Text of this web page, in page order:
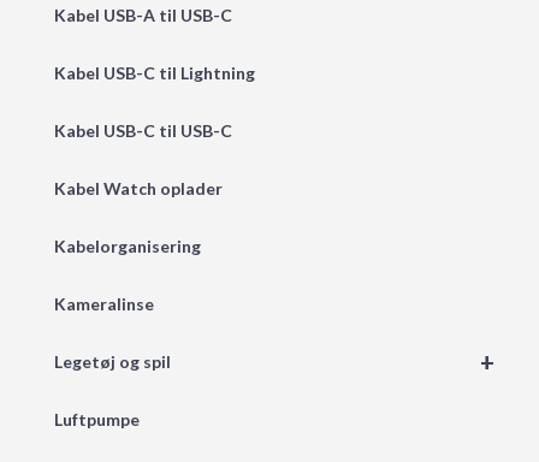
Kabel USB-A til USB-C
Kabel USB-C til Lightning
Kabel USB-C til USB-C
Kabel Watch oplader
Kabelorganisering
Kameralinse
+
Legetøj og spil
Luftpumpe